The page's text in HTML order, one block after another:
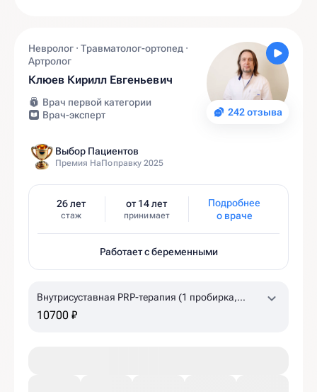
242 отзыва
Невролог · Травматолог-ортопед ·
Артролог
Клюев Кирилл Евгеньевич
Врач первой категории
Врач-эксперт
Выбор Пациентов
Премия НаПоправку 2025
26 лет
стаж
от 14 лет
принимает
Подробнее
о враче
Работает с беременными
Внутрисуставная PRP-терапия (1 пробирка,
коленный, плечевой суставы)
10700 ₽